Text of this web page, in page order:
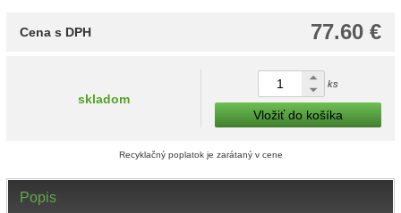
77.60 €
Cena s DPH
skladom
ks
Vložiť do košíka
Recyklačný poplatok je zarátaný v cene
Popis